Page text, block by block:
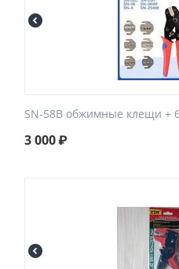
SN-58B обжимные клещи + 6
3 000₽